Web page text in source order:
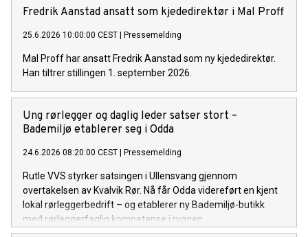
på tvers av kjedene i Mestergruppen.
Fredrik Aanstad ansatt som kjededirektør i Mal Proff
25.6.2026 10:00:00 CEST | Pressemelding
Mal Proff har ansatt Fredrik Aanstad som ny kjededirektør.
Han tiltrer stillingen 1. september 2026.
Ung rørlegger og daglig leder satser stort –
Bademiljø etablerer seg i Odda
24.6.2026 08:20:00 CEST | Pressemelding
Rutle VVS styrker satsingen i Ullensvang gjennom
overtakelsen av Kvalvik Rør. Nå får Odda videreført en kjent
lokal rørleggerbedrift – og etablerer ny Bademiljø-butikk
med rørleggerfaglig kompetanse i ryggen.